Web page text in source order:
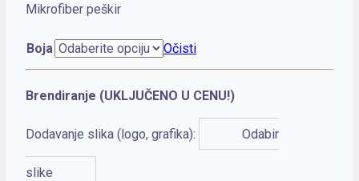
Mikrofiber peškir
Boja Očisti
Brendiranje (UKLJUČENO U CENU!)
Dodavanje slika (logo, grafika): Odabir
slike